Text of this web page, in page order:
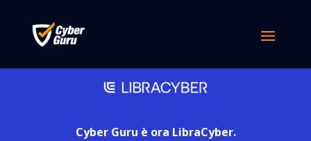
Cyber Guru è ora LibraCyber.